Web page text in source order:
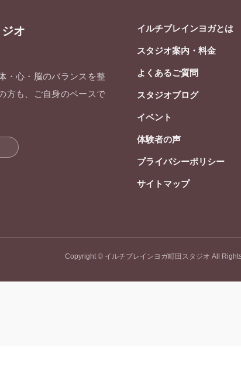
オ
・心・脳のバランスを整
方も、ご自身のペースで
イルチブレインヨガとは
スタジオ案内・料金
よくあるご質問
スタジオブログ
イベント
体験者の声
プライバシーポリシー
サイトマップ
Copyright © イルチブレインヨガ町田スタジオ All